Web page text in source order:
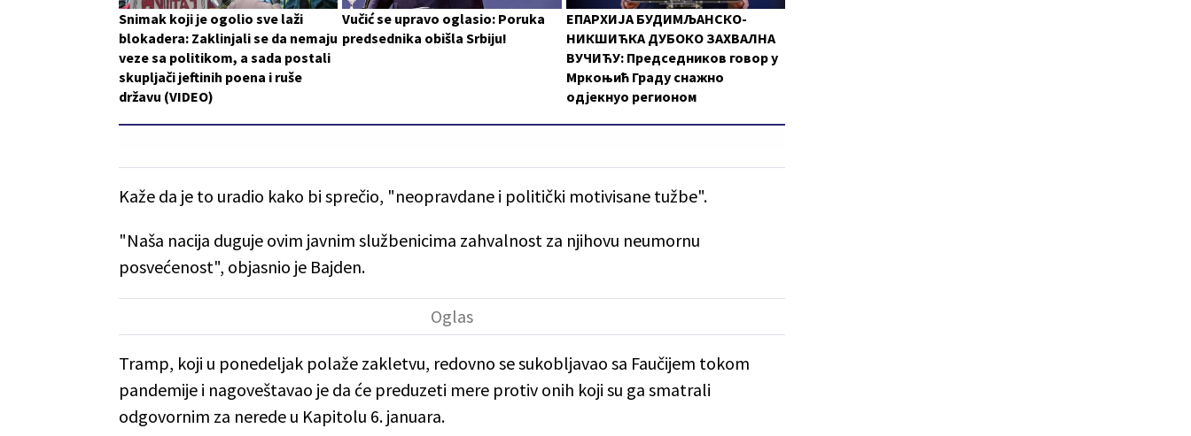
Snimak koji je ogolio sve laži
blokadera: Zaklinjali se da nemaju
veze sa politikom, a sada postali
skupljači jeftinih poena i ruše
državu (VIDEO)
Vučić se upravo oglasio: Poruka
predsednika obišla Srbiju!
ЕПАРХИЈА БУДИМЉАНСКО-
НИКШИЋКА ДУБОКО ЗАХВАЛНА
ВУЧИЋУ: Председников говор у
Мркоњић Граду снажно
одјекнуо регионом
Kaže da je to uradio kako bi sprečio, "neopravdane i politički motivisane tužbe".
"Naša nacija duguje ovim javnim službenicima zahvalnost za njihovu neumornu
posvećenost", objasnio je Bajden.
Tramp, koji u ponedeljak polaže zakletvu, redovno se sukobljavao sa Faučijem tokom
pandemije i nagoveštavao je da će preduzeti mere protiv onih koji su ga smatrali
odgovornim za nerede u Kapitolu 6. januara.